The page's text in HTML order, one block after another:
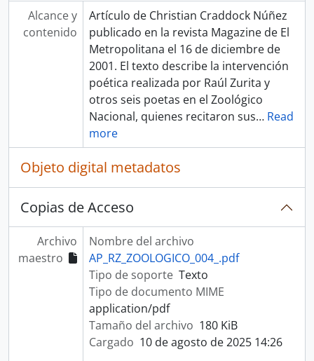
Alcance y
contenido
Artículo de Christian Craddock Núñez
publicado en la revista Magazine de El
Metropolitana el 16 de diciembre de
2001. El texto describe la intervención
poética realizada por Raúl Zurita y
otros seis poetas en el Zoológico
Nacional, quienes recitaron sus… Read
more
Objeto digital metadatos
Copias de Acceso
Archivo
maestro
Nombre del archivo
AP_RZ_ZOOLOGICO_004_.pdf
Tipo de soporte Texto
Tipo de documento MIME
application/pdf
Tamaño del archivo 180 KiB
Cargado 10 de agosto de 2025 14:26